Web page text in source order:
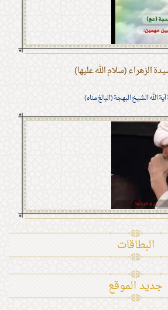
الزهراء (سلام الله عليها)
الشيخ البهجة (البالغ مناه)
البطاقات
جديد الموقع